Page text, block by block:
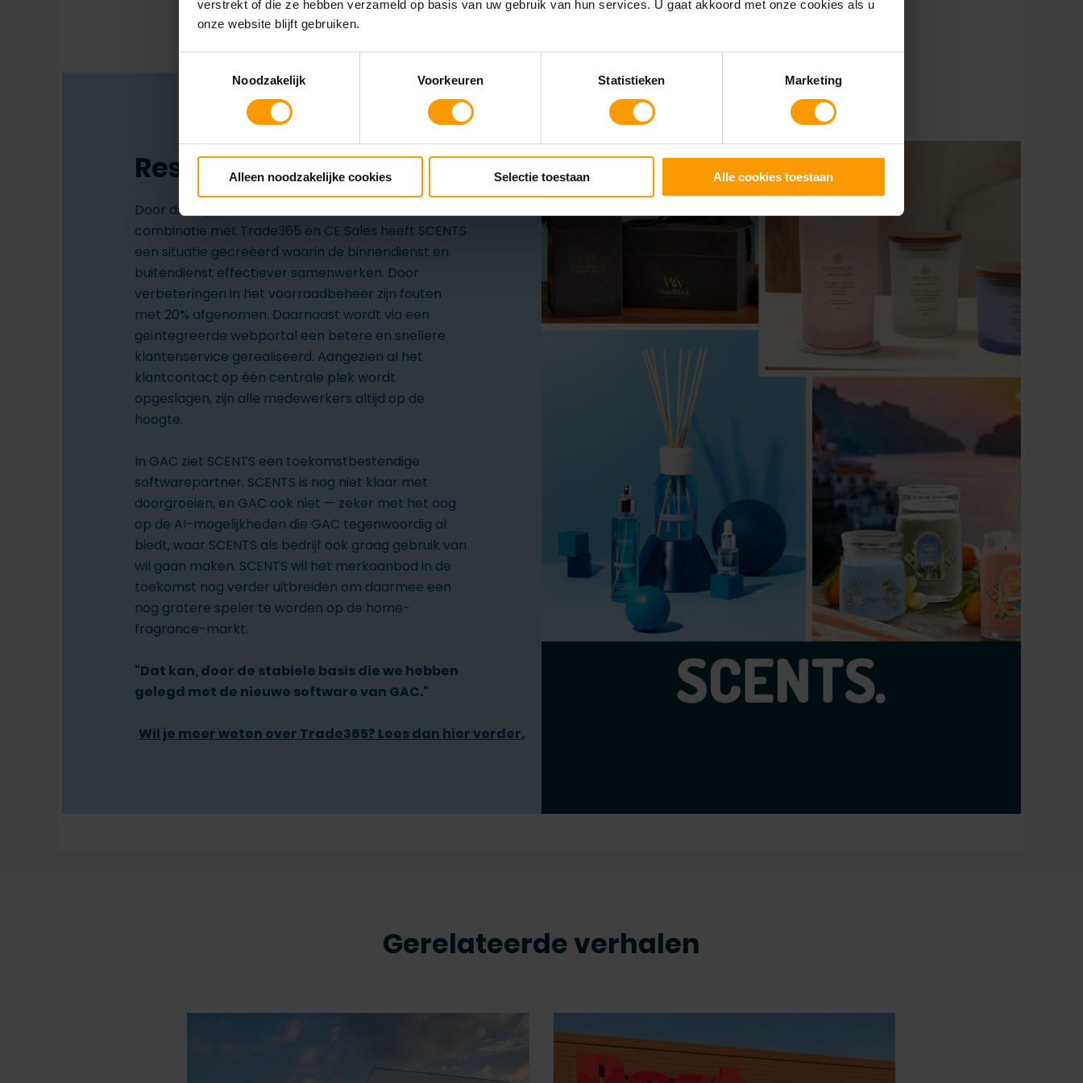
verstrekt of die ze hebben verzameld op basis van uw gebruik van hun services. U gaat akkoord met onze cookies als u
onze website blijft gebruiken.
Noodzakelijk
Voorkeuren Statistieken Marketing
Alleen noodzakelijke cookies Selectie toestaan Alle cookies toestaan
Resultaten
Door de implementatie van Business Central in
combinatie met Trade365 en CE Sales heeft SCENTS
een situatie gecreëerd waarin de binnendienst en
buitendienst effectiever samenwerken. Door
verbeteringen in het voorraadbeheer zijn fouten
met 20% afgenomen. Daarnaast wordt via een
geïntegreerde webportal een betere en snellere
klantenservice gerealiseerd. Aangezien al het
klantcontact op één centrale plek wordt
opgeslagen, zijn alle medewerkers altijd op de
hoogte.
In GAC ziet SCENTS een toekomstbestendige
softwarepartner. SCENTS is nog niet klaar met
doorgroeien, en GAC ook niet — zeker met het oog
op de AI-mogelijkheden die GAC tegenwoordig al
biedt, waar SCENTS als bedrijf ook graag gebruik van
wil gaan maken. SCENTS wil het merkaanbod in de
toekomst nog verder uitbreiden om daarmee een
nog grotere speler te worden op de home-
fragrance-markt.
"Dat kan, door de stabiele basis die we hebben
gelegd met de nieuwe software van GAC."
Wil je meer weten over Trade365? Lees dan hier verder.
Gerelateerde verhalen